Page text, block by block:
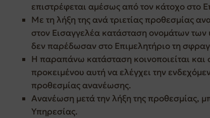
επιστρέφεται αμέσως από τον κάτοχο στο
Με τη λήξη της ανά τριετίας προθεσμίας
στον Εισαγγελέα κατάσταση ονομάτων
δεν παρέδωσαν στο Επιμελητήριο τη
Η παραπάνω κατάσταση κοινοποιείται και
προκειμένου αυτή να ελέγχει την
προθεσμίας ανανέωσης.
Ανανέωση μετά την λήξη της προθεσμίας,
Υπηρεσίας.